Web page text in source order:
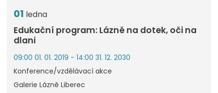
01 ledna
Edukační program: Lázně na dotek, oči na
dlani
09:00 01. 01. 2019 - 14:00 31. 12. 2030
Konference/vzdělávací akce
Galerie Lázně Liberec